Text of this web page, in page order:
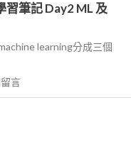
筆記 Day2 ML 及
learning分成三個
言